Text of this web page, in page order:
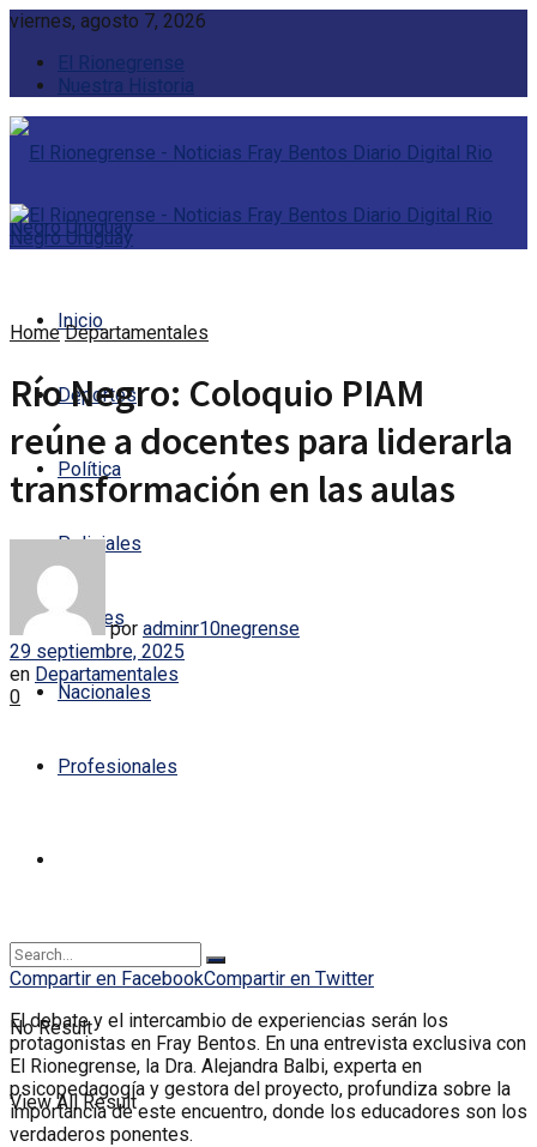
viernes, agosto 7, 2026
El Rionegrense
Nuestra Historia
Inicio
Deportes
Política
Policiales
Locales
Nacionales
Profesionales
No Result
View All Result
Home Departamentales
Río Negro: Coloquio PIAM
reúne a docentes para liderarla
transformación en las aulas
por adminr10negrense
29 septiembre, 2025
en Departamentales
0
Compartir en FacebookCompartir en Twitter
El debate y el intercambio de experiencias serán los
protagonistas en Fray Bentos. En una entrevista exclusiva con
El Rionegrense, la Dra. Alejandra Balbi, experta en
psicopedagogía y gestora del proyecto, profundiza sobre la
importancia de este encuentro, donde los educadores son los
verdaderos ponentes.